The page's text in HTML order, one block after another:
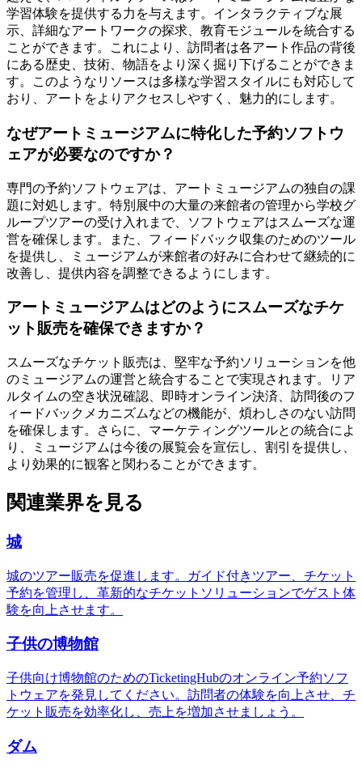
学習体験を提供する力を与えます。インタラクティブな展
示、詳細なアートワークの探求、教育モジュールを統合する
ことができます。これにより、訪問者は各アート作品の背後
にある歴史、技術、物語をより深く掘り下げることができま
す。このようなリソースは多様な学習スタイルにも対応して
おり、アートをよりアクセスしやすく、魅力的にします。
なぜアートミュージアムに特化した予約ソフトウ
ェアが必要なのですか？
専門の予約ソフトウェアは、アートミュージアムの独自の課
題に対処します。特別展中の大量の来館者の管理から学校グ
ループツアーの受け入れまで、ソフトウェアはスムーズな運
営を確保します。また、フィードバック収集のためのツール
を提供し、ミュージアムが来館者の好みに合わせて継続的に
改善し、提供内容を調整できるようにします。
アートミュージアムはどのようにスムーズなチケ
ット販売を確保できますか？
スムーズなチケット販売は、堅牢な予約ソリューションを他
のミュージアムの運営と統合することで実現されます。リア
ルタイムの空き状況確認、即時オンライン決済、訪問後のフ
ィードバックメカニズムなどの機能が、煩わしさのない訪問
を確保します。さらに、マーケティングツールとの統合によ
り、ミュージアムは今後の展覧会を宣伝し、割引を提供し、
より効果的に観客と関わることができます。
関連業界を見る
城
城のツアー販売を促進します。ガイド付きツアー、チケット
予約を管理し、革新的なチケットソリューションでゲスト体
験を向上させます。
子供の博物館
子供向け博物館のためのTicketingHubのオンライン予約ソフ
トウェアを発見してください。訪問者の体験を向上させ、チ
ケット販売を効率化し、売上を増加させましょう。
ダム